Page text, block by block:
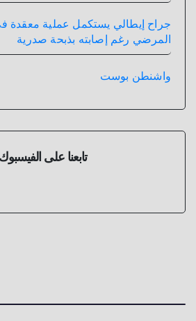
جراح إيطالي يستكمل عملية معقدة
المرضي رغم إصابته بذبحة صدرية
واشنطن بوست
تابعنا على الفيسبوك